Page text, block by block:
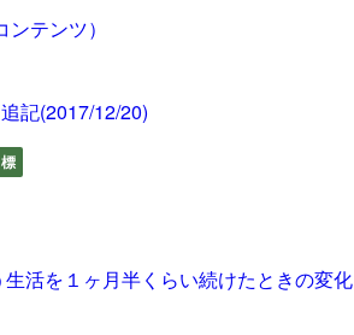
テンツ）
記(2017/12/20)
活を１ヶ月半くらい続けたときの変化